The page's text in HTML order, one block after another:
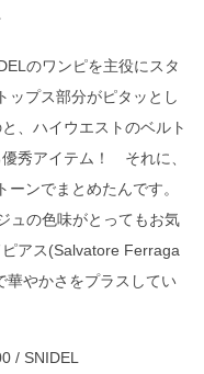
のワンピを主役にスタ
プス部分がピタッとし
、ハイウエストのベルト
秀アイテム！ それに、
ンでまとめたんです。
ュの色味がとってもお気
アス(Salvatore Ferraga
華やかさをプラスしてい
/ SNIDEL